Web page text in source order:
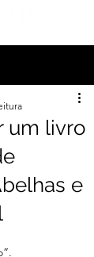
um livro
e